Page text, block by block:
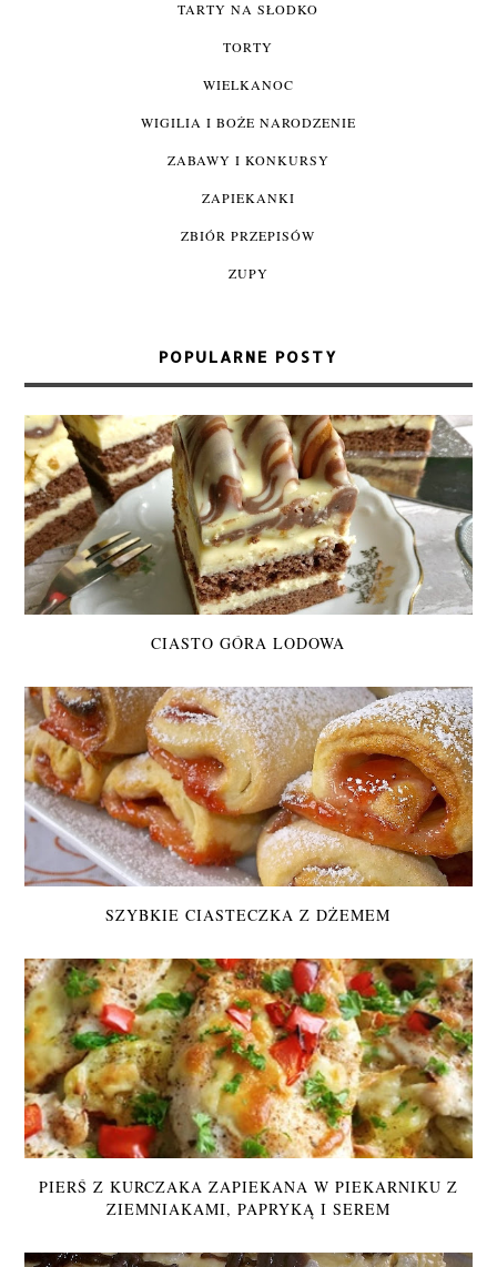
TARTY NA SŁODKO
TORTY
WIELKANOC
WIGILIA I BOŻE NARODZENIE
ZABAWY I KONKURSY
ZAPIEKANKI
ZBIÓR PRZEPISÓW
ZUPY
POPULARNE POSTY
CIASTO GÓRA LODOWA
SZYBKIE CIASTECZKA Z DŻEMEM
PIERŚ Z KURCZAKA ZAPIEKANA W PIEKARNIKU Z
ZIEMNIAKAMI, PAPRYKĄ I SEREM